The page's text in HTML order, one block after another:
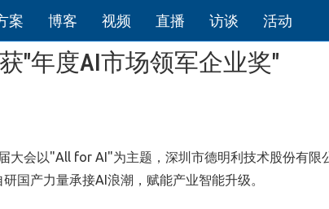
案 博客 视频 直播 访谈 活动
"年度AI市场领军企业奖"
大会以"All for AI"为主题，深圳市德明利技术股份有限
国产力量承接AI浪潮，赋能产业智能升级。